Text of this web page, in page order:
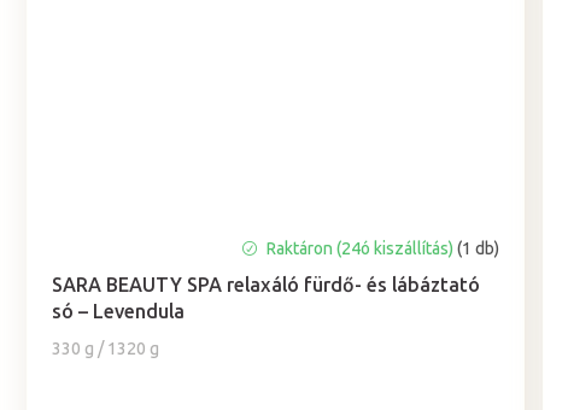
SARA BEAUTY SPA relaxáló fürdő- és lábáztató
só – Levendula
330 g / 1320 g
átlagos
értékelése
5-
Raktáron (24ó kiszállítás)(1 db)